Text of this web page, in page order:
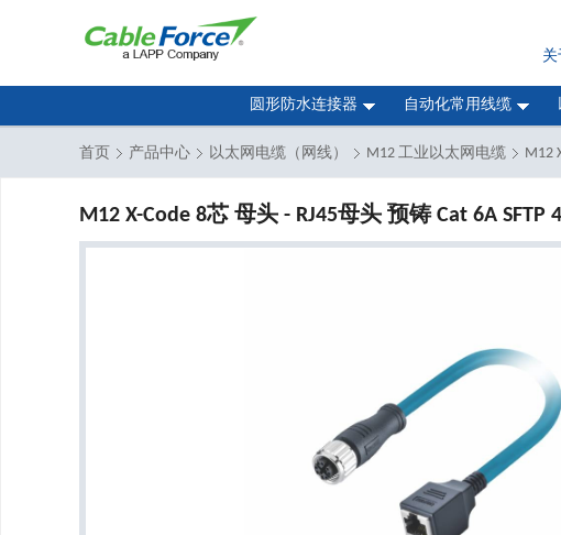
圆形防水连接器 自动化常用线缆
首页 产品中心 以太网电缆（网线） M12 工业以太网电缆 M12
M12 X-Code 8芯 母头 - RJ45母头 预铸 Cat 6A SFTP